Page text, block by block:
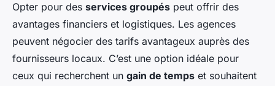
Opter pour des services groupés peut offrir des
avantages financiers et logistiques. Les agences
peuvent négocier des tarifs avantageux auprès des
fournisseurs locaux. C’est une option idéale pour
ceux qui recherchent un gain de temps et souhaitent